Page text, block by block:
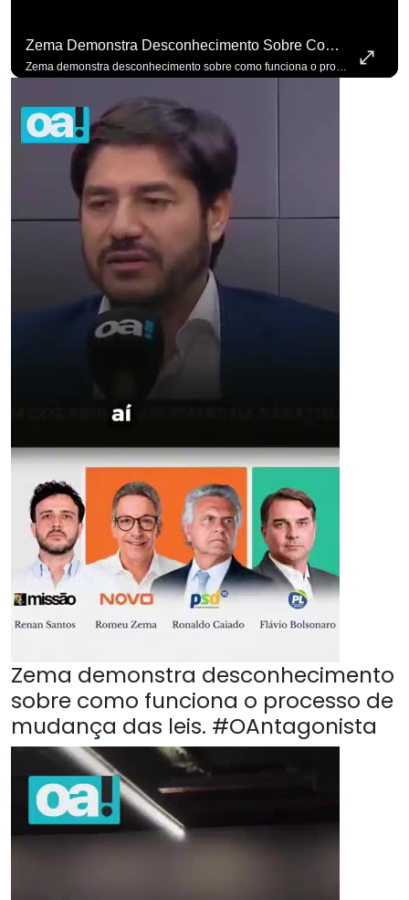
Zema Demonstra Desconhecimento Sobre Como Funciona O Processo De Mudança Das Leis. #OAntagonista
Zema demonstra desconhecimento
sobre como funciona o processo de
mudança das leis. #OAntagonista